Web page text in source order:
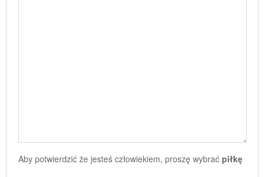
Aby potwierdzić że jesteś człowiekiem, proszę wybrać piłkę